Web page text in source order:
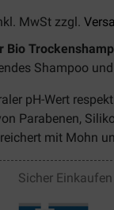
MwSt zzgl.
Bio
Shampoo
pH-Wert
Parabenen,
mit Mohn
Sicher Einkaufen